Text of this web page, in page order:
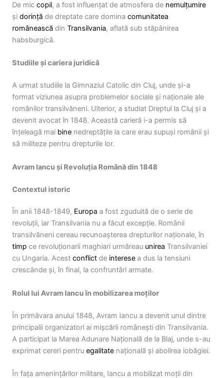
De mic copil, a fost influențat de atmosfera de nemulțumire
și dorință de dreptate care domina comunitatea
românească din Transilvania, aflată sub stăpânirea
habsburgică.
Studiile și cariera juridică
A urmat studiile la Gimnaziul Catolic din Cluj, unde și-a
format viziunea asupra problemelor sociale și naționale ale
românilor transilvăneni. Ulterior, a studiat Dreptul la Cluj și a
devenit avocat în 1848. Această carieră i-a permis să
înțeleagă mai bine nedreptățile la care erau supuși românii și
să militeze pentru drepturile lor.
Avram Iancu și Revoluția Română din 1848
Contextul istoric
În anii 1848-1849, Europa a fost zguduită de o serie de
revoluții, iar Transilvania nu a făcut excepție. Românii
transilvăneni cereau recunoașterea drepturilor naționale, în
timp ce revoluționarii maghiari urmăreau unirea Transilvaniei
cu Ungaria. Acest conflict de interese a dus la tensiuni
crescânde și, în final, la confruntări armate.
Rolul lui Avram Iancu în mobilizarea moților
În primăvara anului 1848, Avram Iancu a devenit unul dintre
principalii organizatori ai mișcării românești din Transilvania.
A participat la Marea Adunare Națională de la Blaj, unde s-au
exprimat cereri pentru egalitate națională și abolirea iobăgiei.
În fața amenințărilor militare, Iancu a mobilizat moții din